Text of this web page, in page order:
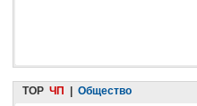
TOP ЧП
Общество